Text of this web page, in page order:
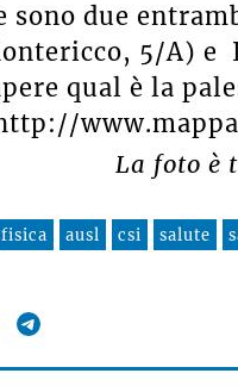
sono due
5/A) e
qual è la
La foto è
ausl csi salute